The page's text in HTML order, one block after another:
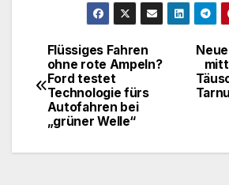
Flüssiges Fahren
ohne rote Ampeln?
Ford testet
Technologie fürs
Autofahren bei
„grüner Welle“